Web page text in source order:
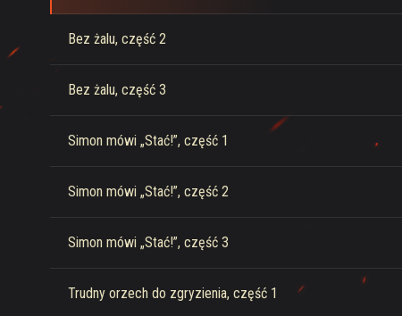
Bez żalu, część 2
Bez żalu, część 3
Simon mówi „Stać!”, część 1
Simon mówi „Stać!”, część 2
Simon mówi „Stać!”, część 3
Trudny orzech do zgryzienia, część 1